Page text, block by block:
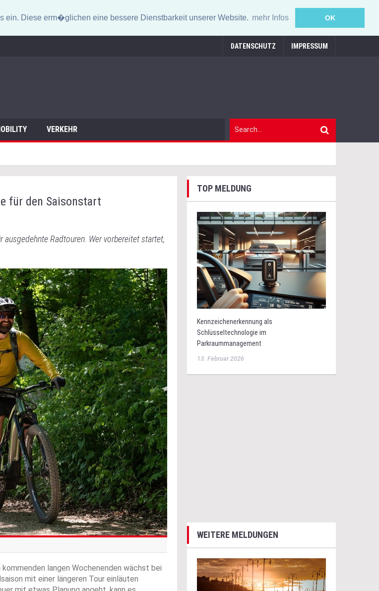
ein. Diese erm�glichen eine bessere Dienstbarkeit unserer Website. mehr Infos OK
DATENSCHUTZ IMPRESSUM
VERKEHR
für den Saisonstart
Radtouren. Wer vorbereitet startet,
langen Wochenenden wächst bei
mit einer längeren Tour einläuten
TOP MELDUNG
Kennzeichenerkennung als
Schlüsseltechnologie im
Parkraummanagement
13. Februar 2026
WEITERE MELDUNGEN